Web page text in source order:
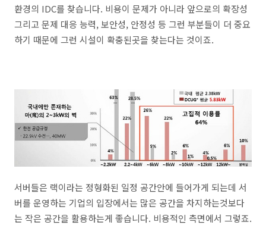
환경의 IDC를 찾습니다. 비용이 문제가 아니라 앞으로의 확장성
그리고 문제 대응 능력, 보안성, 안정성 등 그런 부분들이 더 중요
하기 때문에 그런 시설이 확충된곳을 찾는다는 것이죠.
서버들은 랙이라는 정형화된 일정 공간안에 들어가게 되는데 서
버를 운영하는 기업의 입장에서는 많은 공간을 차지하는것보다
는 작은 공간을 활용하는게 좋습니다. 비용적인 측면에서 그렇죠.